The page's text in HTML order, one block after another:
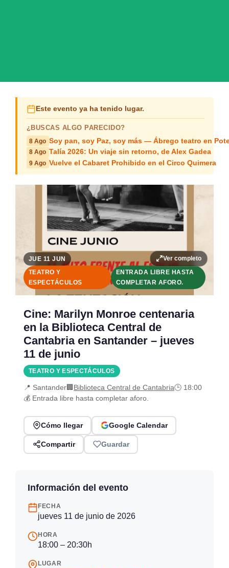
Este evento ya ha tenido lugar.
¿BUSCAS ALGO PARECIDO?
8 Ago Soy pan, soy Paz, soy más — Ábrego teatro en
8 Ago Talía 2026: Un viaje sin retorno, de Alex Gadea
9 Ago Vuelve el Cabaret Prohibido en el Circo Quimera
Ver completo
JUE 11 JUN
TEATRO Y
ESPECTÁCULOS
ENTRADA LIBRE HASTA
COMPLETAR AFORO.
Cine: Marilyn Monroe centenaria
en la Biblioteca Central de
Cantabria en Santander – jueves
11 de junio
TEATRO Y ESPECTÁCULOS
📍 Santander🏢Biblioteca Central de Cantabria🕒 18:00
💰 Entrada libre hasta completar aforo.
Cómo llegar Google Calendar
Compartir Guardar
Información del evento
FECHA
jueves 11 de junio de 2026
HORA
18:00 – 20:30h
LUGAR